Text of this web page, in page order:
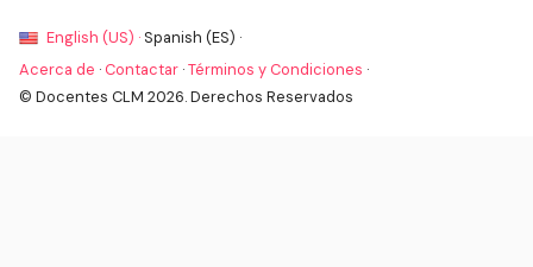
English (US) · Spanish (ES) ·
Acerca de · Contactar ·Términos y Condiciones ·
© Docentes CLM 2026. Derechos Reservados